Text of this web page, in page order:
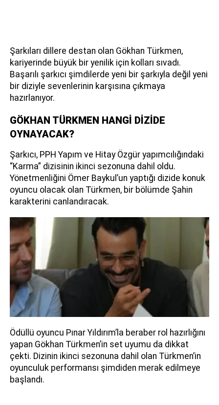
Şarkıları dillere destan olan Gökhan Türkmen,
kariyerinde büyük bir yenilik için kolları sıvadı.
Başarılı şarkıcı şimdilerde yeni bir şarkıyla değil yeni
bir diziyle sevenlerinin karşısına çıkmaya
hazırlanıyor.
GÖKHAN TÜRKMEN HANGİ DİZİDE
OYNAYACAK?
Şarkıcı, PPH Yapım ve Hitay Özgür yapımcılığındaki
“Karma” dizisinin ikinci sezonuna dahil oldu.
Yönetmenliğini Ömer Baykul’un yaptığı dizide konuk
oyuncu olacak olan Türkmen, bir bölümde Şahin
karakterini canlandıracak.
Ödüllü oyuncu Pınar Yıldırım’la beraber rol hazırlığını
yapan Gökhan Türkmen’in set uyumu da dikkat
çekti. Dizinin ikinci sezonuna dahil olan Türkmen’in
oyunculuk performansı şimdiden merak edilmeye
başlandı.